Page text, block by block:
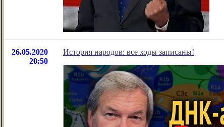
26.05.2020
20:50
История народов: все ходы записаны!